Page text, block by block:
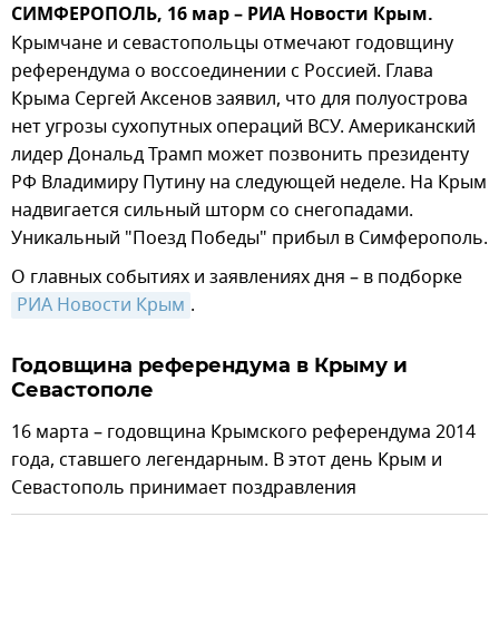
СИМФЕРОПОЛЬ, 16 мар – РИА Новости Крым.
Крымчане и севастопольцы отмечают годовщину
референдума о воссоединении с Россией. Глава
Крыма Сергей Аксенов заявил, что для полуострова
нет угрозы сухопутных операций ВСУ. Американский
лидер Дональд Трамп может позвонить президенту
РФ Владимиру Путину на следующей неделе. На Крым
надвигается сильный шторм со снегопадами.
Уникальный "Поезд Победы" прибыл в Симферополь.
О главных событиях и заявлениях дня – в подборке
РИА Новости Крым .
Годовщина референдума в Крыму и
Севастополе
16 марта – годовщина Крымского референдума 2014
года, ставшего легендарным. В этот день Крым и
Севастополь принимает поздравления